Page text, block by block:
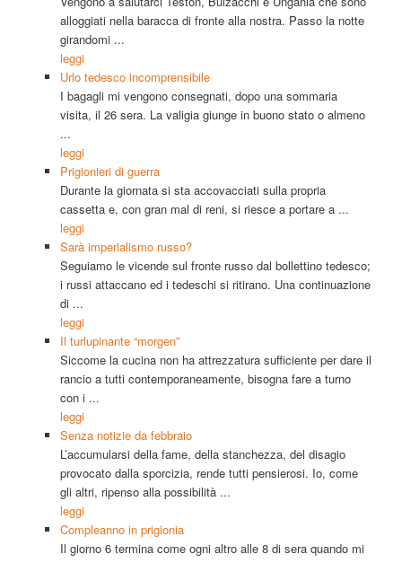
alloggiati nella baracca di fronte alla nostra. Passo la notte
girandomi ...
leggi
Urlo tedesco incomprensibile
I bagagli mi vengono consegnati, dopo una sommaria
visita, il 26 sera. La valigia giunge in buono stato o almeno
...
leggi
Prigionieri di guerra
Durante la giornata si sta accovacciati sulla propria
cassetta e, con gran mal di reni, si riesce a portare a ...
leggi
Sarà imperialismo russo?
Seguiamo le vicende sul fronte russo dal bollettino tedesco;
i russi attaccano ed i tedeschi si ritirano. Una continuazione
di ...
leggi
Il turlupinante “morgen”
Siccome la cucina non ha attrezzatura sufficiente per dare il
rancio a tutti contemporaneamente, bisogna fare a turno
con i ...
leggi
Senza notizie da febbraio
L’accumularsi della fame, della stanchezza, del disagio
provocato dalla sporcizia, rende tutti pensierosi. Io, come
gli altri, ripenso alla possibilità ...
leggi
Compleanno in prigionia
Il giorno 6 termina come ogni altro alle 8 di sera quando mi